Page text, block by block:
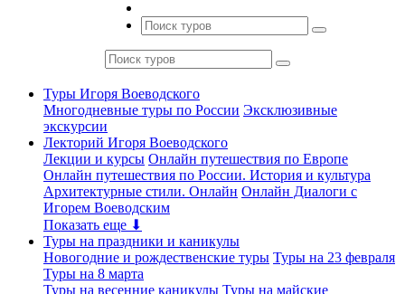
Туры Игоря Воеводского
Многодневные туры по России Эксклюзивные
экскурсии
Лекторий Игоря Воеводского
Лекции и курсы Онлайн путешествия по Европе
Онлайн путешествия по России. История и культура
Архитектурные стили. Онлайн Онлайн Диалоги с
Игорем Воеводским
Показать еще ⬇
Туры на праздники и каникулы
Новогодние и рождественские туры Туры на 23 февраля
Туры на 8 марта
Туры на весенние каникулы Туры на майские